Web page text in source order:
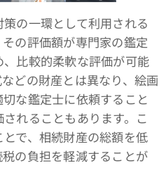
の一環として利用される
の評価額が専門家の鑑定
比較的柔軟な評価が可能
どの財産とは異なり、絵画
な鑑定士に依頼すること
れることもあります。こ
で、相続財産の総額を低
の負担を軽減することが